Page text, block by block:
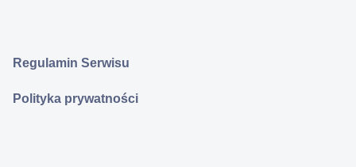
Regulamin Serwisu
Polityka prywatności